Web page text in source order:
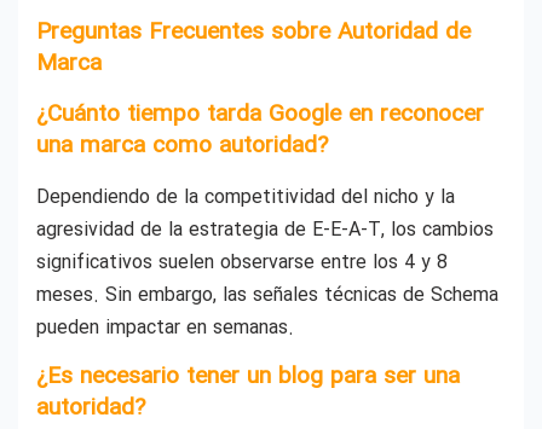
Preguntas Frecuentes sobre Autoridad de
Marca
¿Cuánto tiempo tarda Google en reconocer
una marca como autoridad?
Dependiendo de la competitividad del nicho y la
agresividad de la estrategia de E-E-A-T, los cambios
significativos suelen observarse entre los 4 y 8
meses. Sin embargo, las señales técnicas de Schema
pueden impactar en semanas.
¿Es necesario tener un blog para ser una
autoridad?